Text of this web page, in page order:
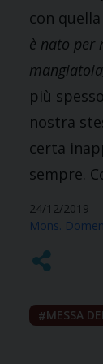
con quella
è nato per
più
nostra
certa
sempre.
24/12/2019
Mons.
MESSA